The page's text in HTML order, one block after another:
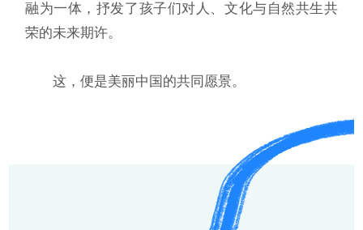
融为一体，抒发了孩子们对人、文化与自然共生共
荣的未来期许。
这，便是美丽中国的共同愿景。